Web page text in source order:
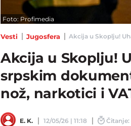
Foto: Profimedia
Vesti Jugosfera Akcija u Skoplju!
Akcija u Skoplju!
srpskim
nož, narkotici i
E. K. 12/05/26 | 11:18 Čitanje: